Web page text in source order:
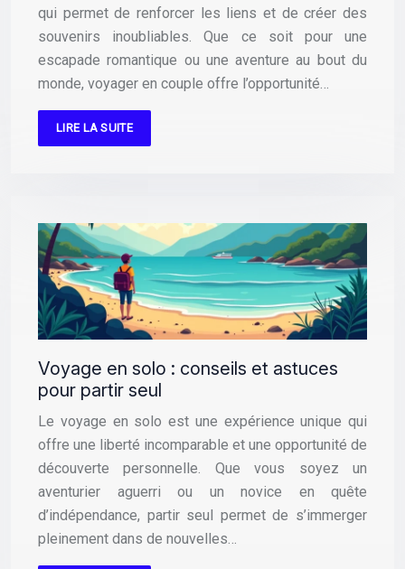
qui permet de renforcer les liens et de créer des
souvenirs inoubliables. Que ce soit pour une
escapade romantique ou une aventure au bout du
monde, voyager en couple offre l’opportunité…
LIRE LA SUITE
Voyage en solo : conseils et astuces
pour partir seul
Le voyage en solo est une expérience unique qui
offre une liberté incomparable et une opportunité de
découverte personnelle. Que vous soyez un
aventurier aguerri ou un novice en quête
d’indépendance, partir seul permet de s’immerger
pleinement dans de nouvelles…